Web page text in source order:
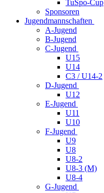
TuSpo-Cup
Sponsoren
Jugendmannschaften
A-Jugend
B-Jugend
C-Jugend
U15
U14
C3 / U14-2
D-Jugend
U12
E-Jugend
U11
U10
F-Jugend
U9
U8
U8-2
U8-3 (M)
U8-4
G-Jugend